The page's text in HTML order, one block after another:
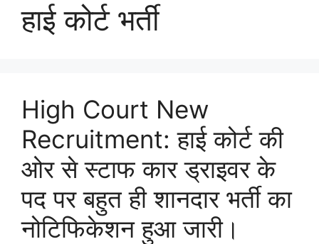
हाई कोर्ट भर्ती
High Court New
Recruitment: हाई कोर्ट की
ओर से स्टाफ कार ड्राइवर के
पद पर बहुत ही शानदार भर्ती का
नोटिफिकेशन हुआ जारी।